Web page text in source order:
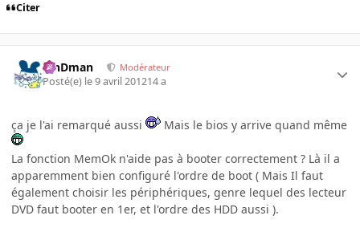
Citer
RinDman Modérateur
Posté(e) le 9 avril 201214 a
ça je l'ai remarqué aussi Mais le bios y arrive quand même
La fonction MemOk n'aide pas à booter correctement ? Là il a
apparemment bien configuré l'ordre de boot ( Mais Il faut
également choisir les périphériques, genre lequel des lecteur
DVD faut booter en 1er, et l'ordre des HDD aussi ).